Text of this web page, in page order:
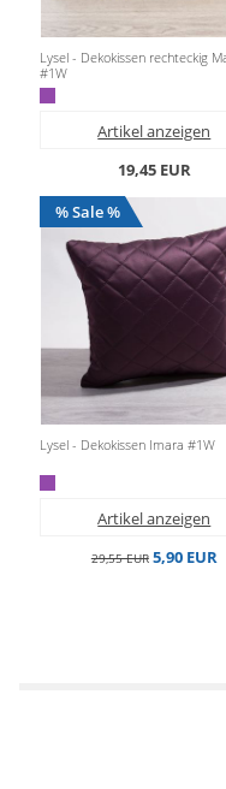
Lysel - Dekokissen rechteckig
#1W
Artikel anzeigen
19,45 EUR
% Sale %
Lysel - Dekokissen Imara #1W
Artikel anzeigen
29,55 EUR 5,90 EUR